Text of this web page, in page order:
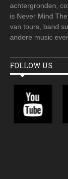
achtergronden,
is Never Mind
van tours, band
andere music
FOLLOW US